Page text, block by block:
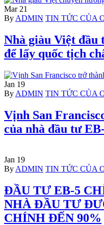
Mar 21
Author
By ADMIN Categories
TIN TỨC CỦA
Nhà giàu Việt đầu
để lấy quốc tịch
Jan 19
Author
By ADMIN Categories
TIN TỨC CỦA
Vịnh San
của nhà đầu tư
Jan 19
Author
By ADMIN Categories
TIN TỨC CỦA
ĐẦU TƯ EB-5
NHÀ ĐẦU TƯ
CHÍNH ĐẾN 90%